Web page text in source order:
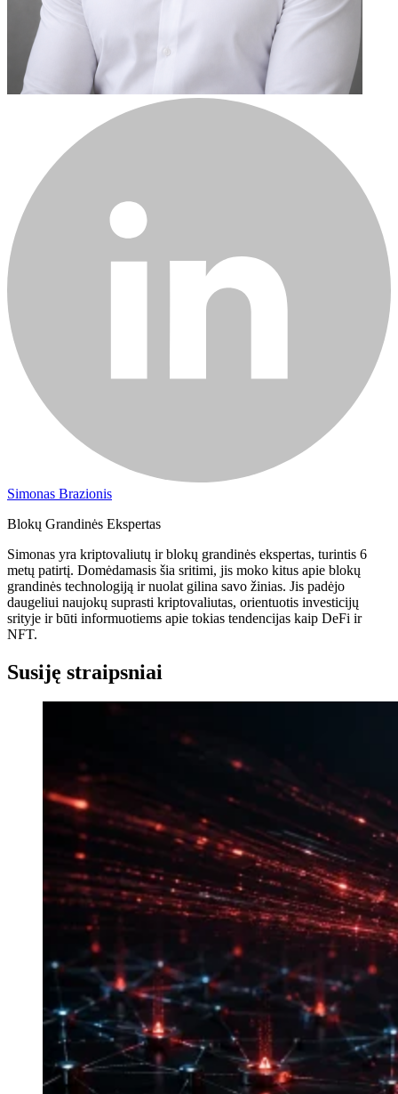
Simonas Brazionis
Blokų Grandinės Ekspertas
Simonas yra kriptovaliutų ir blokų grandinės ekspertas, turintis 6
metų patirtį. Domėdamasis šia sritimi, jis moko kitus apie blokų
grandinės technologiją ir nuolat gilina savo žinias. Jis padėjo
daugeliui naujokų suprasti kriptovaliutas, orientuotis investicijų
srityje ir būti informuotiems apie tokias tendencijas kaip DeFi ir
NFT.
Susiję straipsniai